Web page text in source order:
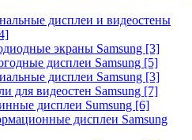
дисплеи и видеостены
экраны Samsung [3]
дисплеи Samsung [5]
дисплеи Samsung [3]
для видеостен Samsung [7]
дисплеи Sumsung [6]
дисплеи Samsung